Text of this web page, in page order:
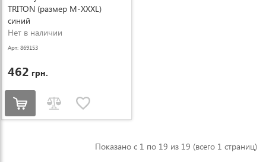
TRITON (размер M-XXXL)
синий
Нет в наличии
Арт: 869153
462 грн.
Показано с 1 по 19 из 19 (всего 1 страниц)